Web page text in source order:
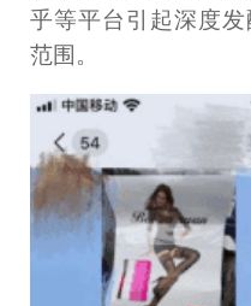
乎等平台引起深度
范围。